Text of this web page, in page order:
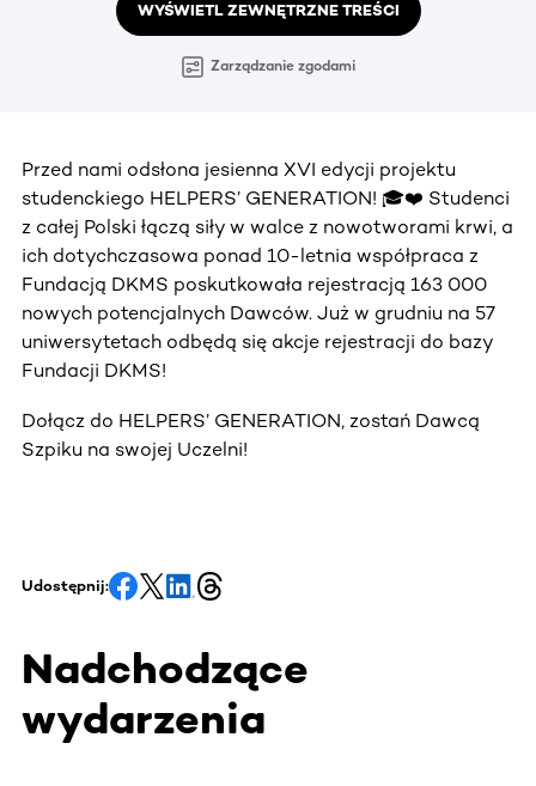
WYŚWIETL ZEWNĘTRZNE TREŚCI
Zarządzanie zgodami
Przed nami odsłona jesienna XVI edycji projektu
studenckiego HELPERS’ GENERATION! 🎓❤️ Studenci
z całej Polski łączą siły w walce z nowotworami krwi, a
ich dotychczasowa ponad 10-letnia współpraca z
Fundacją DKMS poskutkowała rejestracją 163 000
nowych potencjalnych Dawców. Już w grudniu na 57
uniwersytetach odbędą się akcje rejestracji do bazy
Fundacji DKMS!
Dołącz do HELPERS’ GENERATION, zostań Dawcą
Szpiku na swojej Uczelni!
Udostępnij:
Nadchodzące
wydarzenia